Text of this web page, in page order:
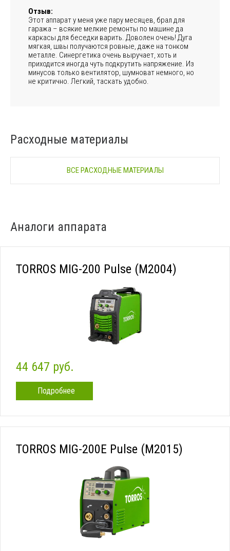
Отзыв:
Этот аппарат у меня уже пару месяцев, брал для
гаража – всякие мелкие ремонты по машине да
каркасы для беседки варить. Доволен очень! Дуга
мягкая, швы получаются ровные, даже на тонком
металле. Синергетика очень выручает, хоть и
приходится иногда чуть подкрутить напряжение. Из
минусов только вентилятор, шумноват немного, но
не критично. Легкий, таскать удобно.
Расходные материалы
ВСЕ РАСХОДНЫЕ МАТЕРИАЛЫ
Аналоги аппарата
TORROS MIG-200 Pulse (M2004)
44 647 руб.
Подробнее
TORROS MIG-200Е Pulse (M2015)